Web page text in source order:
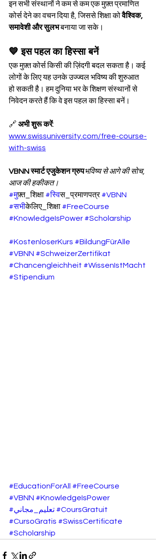
इन सभी संस्थानों ने कम से कम एक मुफ़्त प्रमाणित
कोर्स देने का वचन दिया है, जिससे शिक्षा को वैश्विक,
समावेशी और सुलभ बनाया जा सके।
💙 इस पहल का हिस्सा बनें
एक मुफ़्त कोर्स किसी की ज़िंदगी बदल सकता है। कई
लोगों के लिए यह उनके उज्ज्वल भविष्य की शुरुआत
हो सकती है। हम दुनिया भर के शिक्षण संस्थानों से
निवेदन करते हैं कि वे इस पहल का हिस्सा बनें।
🔗 अभी शुरू करें:
www.swissuniversity.com/free-course-
with-swiss
VBNN स्मार्ट एजुकेशन ग्रुपभविष्य से आगे की सोच,
आज की हकीकत।
#मुफ़्त_शिक्षा #स्विस_प्रमाणपत्र #VBNN
#सभीकेलिए_शिक्षा #FreeCourse
#KnowledgeIsPower #Scholarship
#KostenloserKurs #BildungFürAlle
#VBNN #SchweizerZertifikat
#Chancengleichheit #WissenIstMacht
#Stipendium
#EducationForAll
#FreeCourse
#VBNN #KnowledgeIsPower
#تعليم_مجاني #CoursGratuit
#CursoGratis #SwissCertificate
#Scholarship